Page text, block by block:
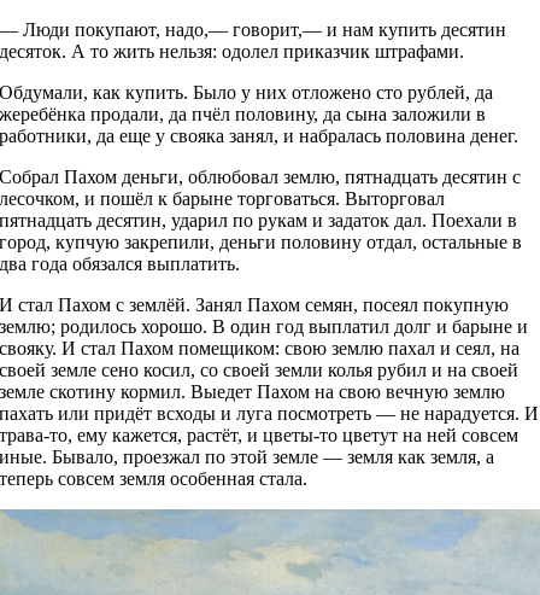
— Люди покупают, надо,— говорит,— и нам купить десятин
десяток. А то жить нельзя: одолел приказчик штрафами.
Обдумали, как купить. Было у них отложено сто рублей, да
жеребёнка продали, да пчёл половину, да сына заложили в
работники, да еще у свояка занял, и набралась половина денег.
Собрал Пахом деньги, облюбовал землю, пятнадцать десятин с
лесочком, и пошёл к барыне торговаться. Выторговал
пятнадцать десятин, ударил по рукам и задаток дал. Поехали в
город, купчую закрепили, деньги половину отдал, остальные в
два года обязался выплатить.
И стал Пахом с землёй. Занял Пахом семян, посеял покупную
землю; родилось хорошо. В один год выплатил долг и барыне и
свояку. И стал Пахом помещиком: свою землю пахал и сеял, на
своей земле сено косил, со своей земли колья рубил и на своей
земле скотину кормил. Выедет Пахом на свою вечную землю
пахать или придёт всходы и луга посмотреть — не нарадуется. И
трава-то, ему кажется, растёт, и цветы-то цветут на ней совсем
иные. Бывало, проезжал по этой земле — земля как земля, а
теперь совсем земля особенная стала.